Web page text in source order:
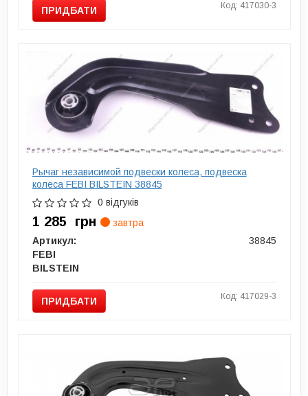
ПРИДБАТИ Код: 417030-3
Рычаг независимой подвески колеса, подвеска
колеса FEBI BILSTEIN 38845
0 відгуків
1 285 грн
завтра
Артикул:
38845
FEBI
BILSTEIN
ПРИДБАТИ Код: 417029-3